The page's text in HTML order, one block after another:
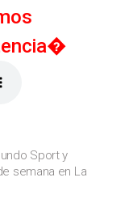
Sport y
semana en La